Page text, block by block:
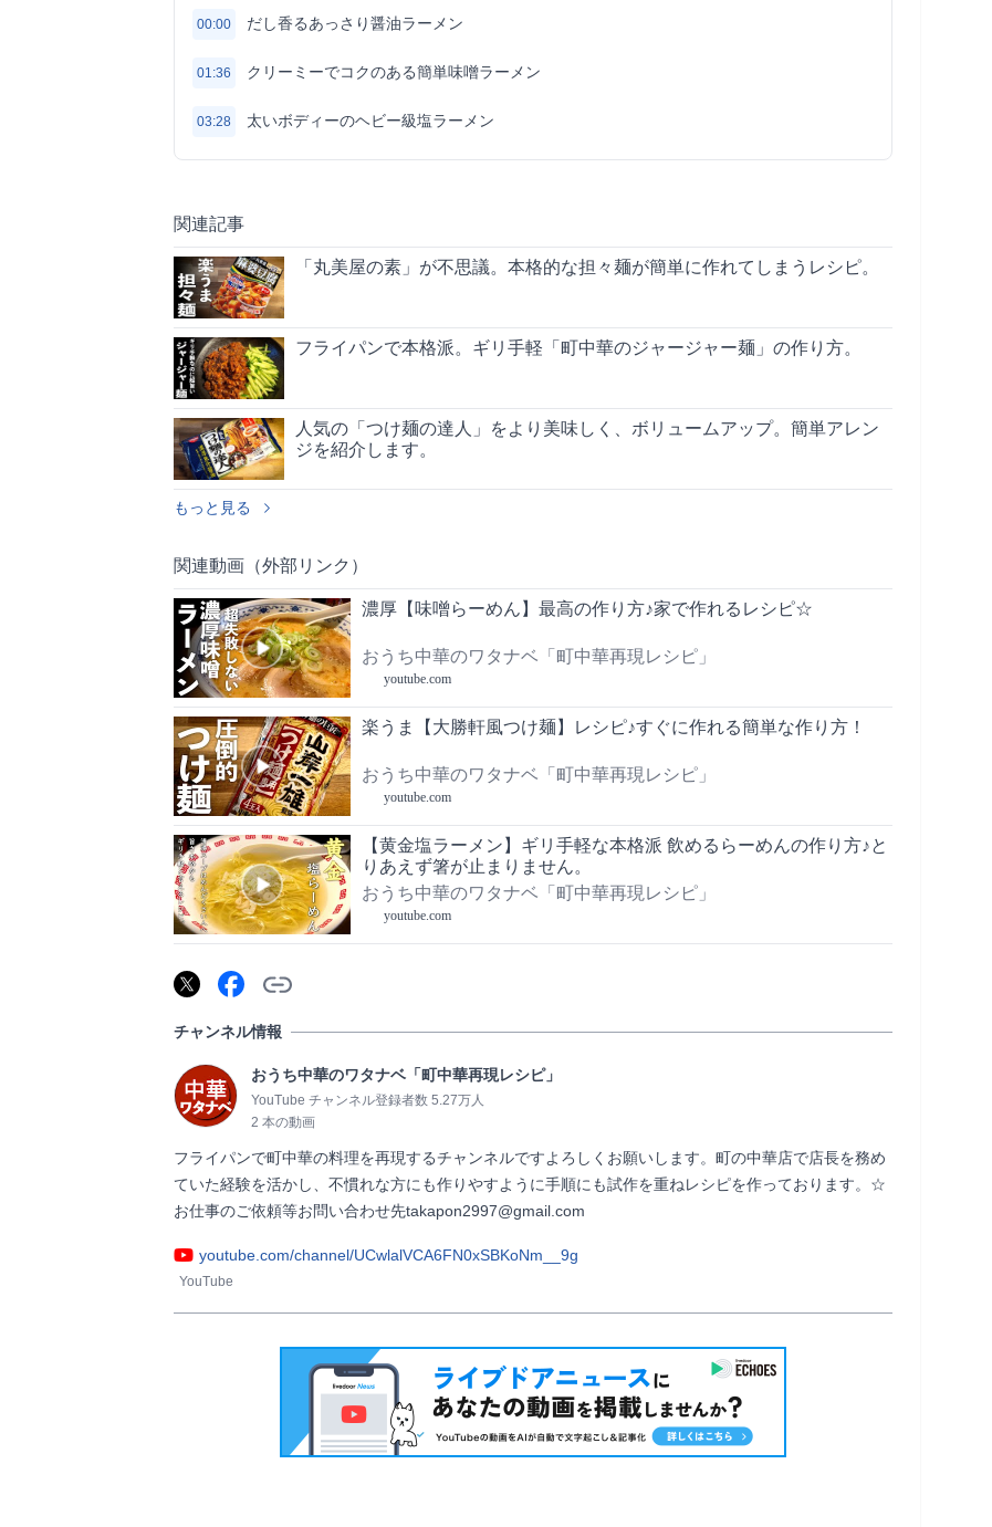
00:00 だし香るあっさり醤油ラーメン
01:36 クリーミーでコクのある簡単味噌ラーメン
03:28 太いボディーのヘビー級塩ラーメン
関連記事
「丸美屋の素」が不思議。本格的な担々麺が簡単に作れてしまうレシピ。
フライパンで本格派。ギリ手軽「町中華のジャージャー麺」の作り方。
人気の「つけ麺の達人」をより美味しく、ボリュームアップ。簡単アレン
ジを紹介します。
もっと見る
関連動画（外部リンク）
濃厚【味噌らーめん】最高の作り方♪家で作れるレシピ☆
おうち中華のワタナベ「町中華再現レシピ」
youtube.com
楽うま【大勝軒風つけ麺】レシピ♪すぐに作れる簡単な作り方！
おうち中華のワタナベ「町中華再現レシピ」
youtube.com
【黄金塩ラーメン】ギリ手軽な本格派 飲めるらーめんの作り方♪と
りあえず箸が止まりません。
おうち中華のワタナベ「町中華再現レシピ」
youtube.com
チャンネル情報
おうち中華のワタナベ「町中華再現レシピ」
YouTube チャンネル登録者数 5.27万人
2 本の動画
フライパンで町中華の料理を再現するチャンネルですよろしくお願いします。町の中華店で店長を務め
ていた経験を活かし、不慣れな方にも作りやすように手順にも試作を重ねレシピを作っております。☆
お仕事のご依頼等お問い合わせ先takapon2997@gmail.com
youtube.com/channel/UCwlalVCA6FN0xSBKoNm__9g
YouTube